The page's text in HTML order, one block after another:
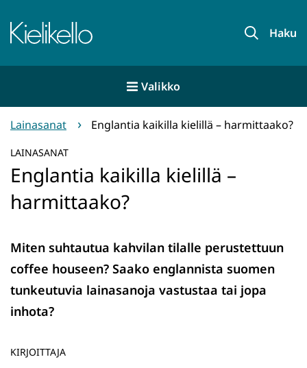
sisältöön
Etusivu Haku
Valikko
Lainasanat Englantia kaikilla kielillä – harmittaako?
LAINASANAT
Englantia kaikilla kielillä –
harmittaako?
Miten suhtautua kahvilan tilalle perustettuun
coffee houseen? Saako englannista suomen
tunkeutuvia lainasanoja vastustaa tai jopa
inhota?
KIRJOITTAJA